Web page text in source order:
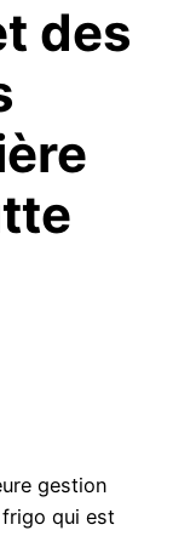
des
gestion
qui est